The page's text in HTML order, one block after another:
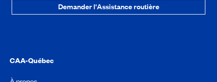
Demander l'Assistance routière
CAA-Québec